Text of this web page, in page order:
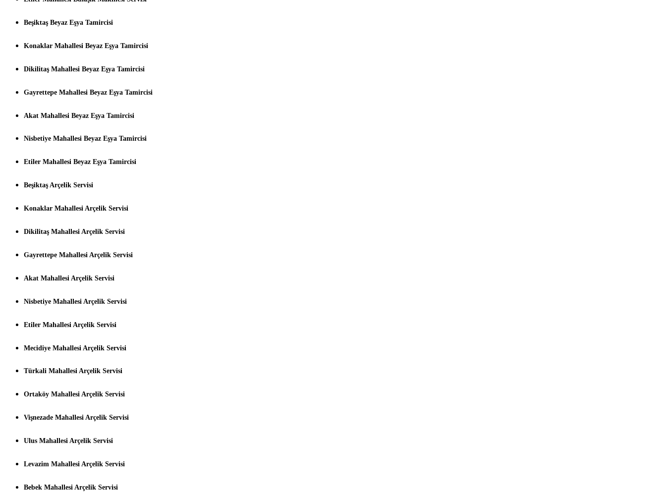
Beşiktaş Beyaz Eşya Tamircisi
Konaklar Mahallesi Beyaz Eşya Tamircisi
Dikilitaş Mahallesi Beyaz Eşya Tamircisi
Gayrettepe Mahallesi Beyaz Eşya Tamircisi
Akat Mahallesi Beyaz Eşya Tamircisi
Nisbetiye Mahallesi Beyaz Eşya Tamircisi
Etiler Mahallesi Beyaz Eşya Tamircisi
Beşiktaş Arçelik Servisi
Konaklar Mahallesi Arçelik Servisi
Dikilitaş Mahallesi Arçelik Servisi
Gayrettepe Mahallesi Arçelik Servisi
Akat Mahallesi Arçelik Servisi
Nisbetiye Mahallesi Arçelik Servisi
Etiler Mahallesi Arçelik Servisi
Mecidiye Mahallesi Arçelik Servisi
Türkali Mahallesi Arçelik Servisi
Ortaköy Mahallesi Arçelik Servisi
Vişnezade Mahallesi Arçelik Servisi
Ulus Mahallesi Arçelik Servisi
Levazim Mahallesi Arçelik Servisi
Bebek Mahallesi Arçelik Servisi